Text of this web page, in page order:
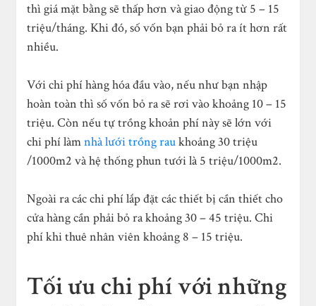
thì giá mặt bằng sẽ thấp hơn và giao động từ 5 – 15
triệu/tháng. Khi đó, số vốn bạn phải bỏ ra ít hơn rất
nhiều.
Với chi phí hàng hóa đầu vào, nếu như bạn nhập
hoàn toàn thì số vốn bỏ ra sẽ rơi vào khoảng 10 – 15
triệu. Còn nếu tự trồng khoản phí này sẽ lớn với
chi phí làmnhà lưới trồng raukhoảng 30 triệu
/1000m2 và hệ thống phun tưới là 5 triệu/1000m2.
Ngoài ra các chi phí lắp đặt các thiết bị cần thiết cho
cửa hàng cần phải bỏ ra khoảng 30 – 45 triệu. Chi
phí khi thuê nhân viên khoảng 8 – 15 triệu.
Tối ưu chi phí với những